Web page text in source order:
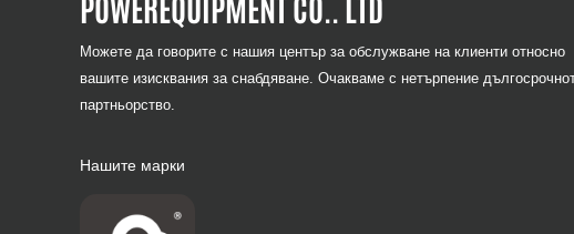
Можете да говорите с нашия център за обслужване на клиенти относно
вашите изисквания за снабдяване. Очакваме с нетърпение
партньорство.
Нашите марки